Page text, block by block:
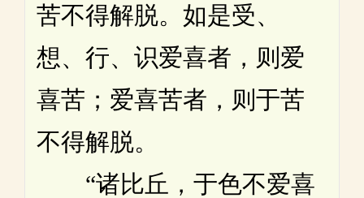
苦不得解脱。如是受、
想、行、识爱喜者，则爱
喜苦；爱喜苦者，则于苦
不得解脱。
“诸比丘，于色不爱喜